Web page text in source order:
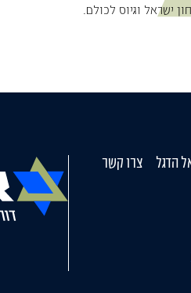
ישראל וגיוס לכולם.
הדגל צרו קשר